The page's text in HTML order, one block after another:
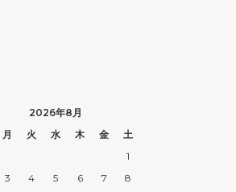
2026年8月
月 火 水 木 金
土
1
3 4 5 6 7
8